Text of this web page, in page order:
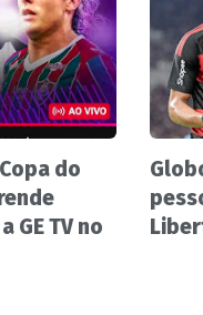
do
GE TV no